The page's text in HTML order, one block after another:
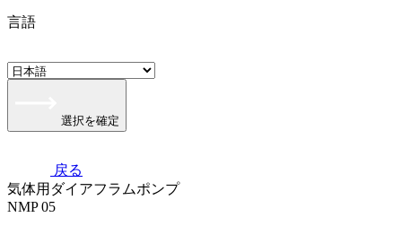
言語
選択を確定
戻る
気体用ダイアフラムポンプ
NMP 05